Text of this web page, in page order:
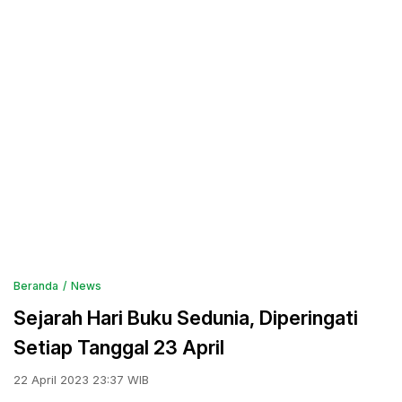
Beranda News
Sejarah Hari Buku Sedunia, Diperingati
Setiap Tanggal 23 April
22 April 2023 23:37 WIB